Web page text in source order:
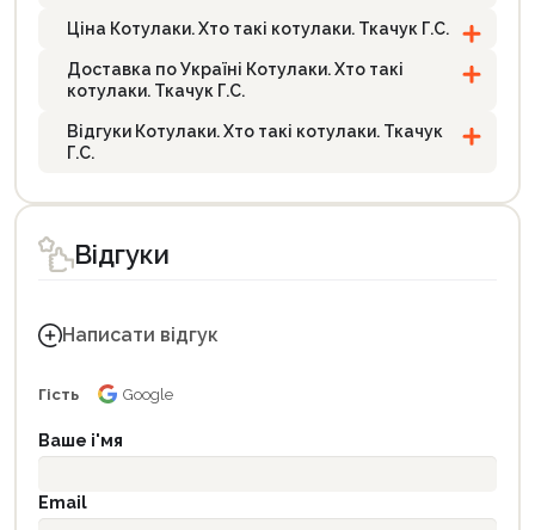
Ціна Котулаки. Хто такі котулаки. Ткачук Г.С.
Доставка по Україні Котулаки. Хто такі
котулаки. Ткачук Г.С.
Відгуки Котулаки. Хто такі котулаки. Ткачук
Г.С.
Відгуки
Написати відгук
Гість Google
Ваше і'мя
Email